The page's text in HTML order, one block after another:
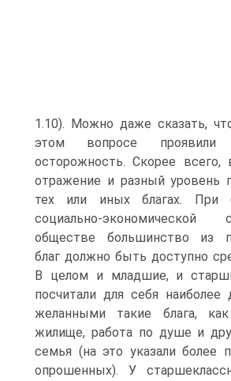
1.10). Можно даже сказать,
этом вопросе проявили
осторожность. Скорее
отражение и разный уровень
тех или иных благах. При
социально-
обществе большинство из
благ должно быть доступно
В целом и младшие, и
посчитали для себя
желанными такие блага, как
жилище, работа по душе и
семья (на это указали более
опрошенных). У